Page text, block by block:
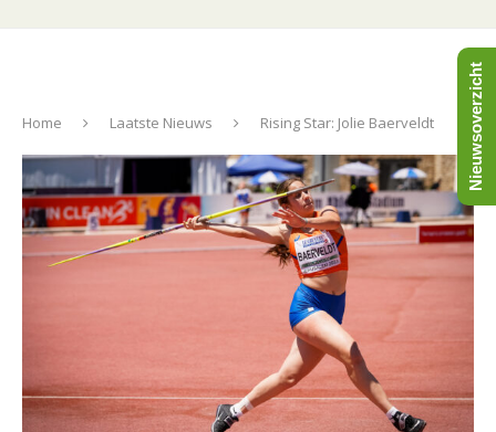
Home Laatste Nieuws Rising Star: Jolie Baerveldt Nieuwsoverzicht